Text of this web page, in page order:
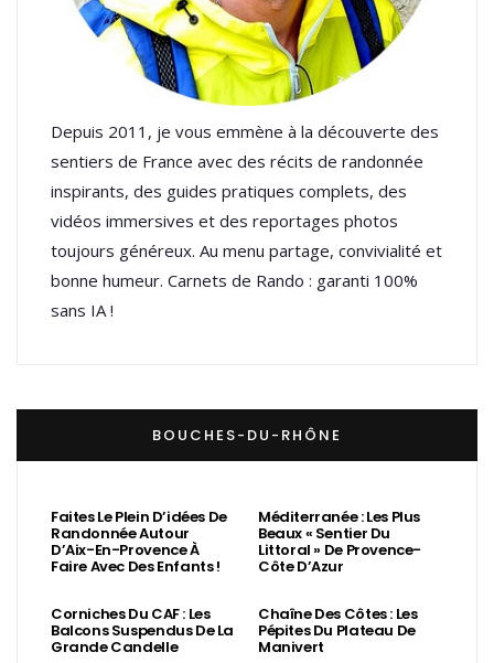
Depuis 2011, je vous emmène à la découverte des
sentiers de France avec des récits de randonnée
inspirants, des guides pratiques complets, des
vidéos immersives et des reportages photos
toujours généreux. Au menu partage, convivialité et
bonne humeur. Carnets de Rando : garanti 100%
sans IA !
Randonnée Autour
D’Aix-En-Provence À
Faire Avec Des Enfants !
Beaux « Sentier Du
Littoral » De Provence-
Côte D’Azur
Balcons Suspendus De La
Grande Candelle
Pépites Du Plateau De
Manivert
Trésors Des Calanques :
Le Vallon De La Fenêtre
La Quille : Sur Les Traces
Seigneurs Du Puy